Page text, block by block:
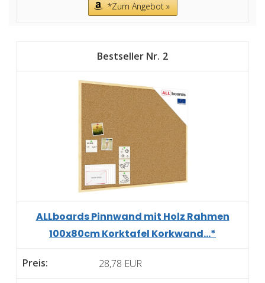
*Zum Angebot »
2
ALLboards Pinnwand mit Holz Rahmen
100x80cm Korktafel Korkwand...*
28,78 EUR